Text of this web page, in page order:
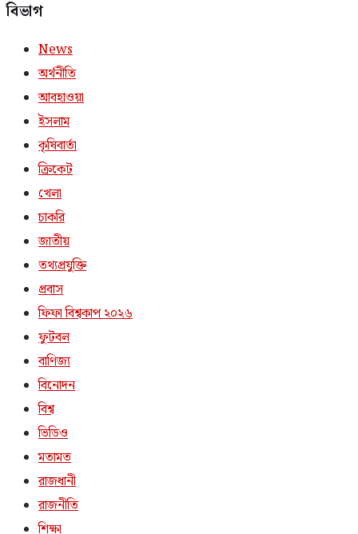
বিভাগ
News
অর্থনীতি
আবহাওয়া
ইসলাম
কৃষিবার্তা
ক্রিকেট
খেলা
চাকরি
জাতীয়
তথ্যপ্রযুক্তি
প্রবাস
ফিফা বিশ্বকাপ ২০২৬
ফুটবল
বাণিজ্য
বিনোদন
বিশ্ব
ভিডিও
মতামত
রাজধানী
রাজনীতি
শিক্ষা